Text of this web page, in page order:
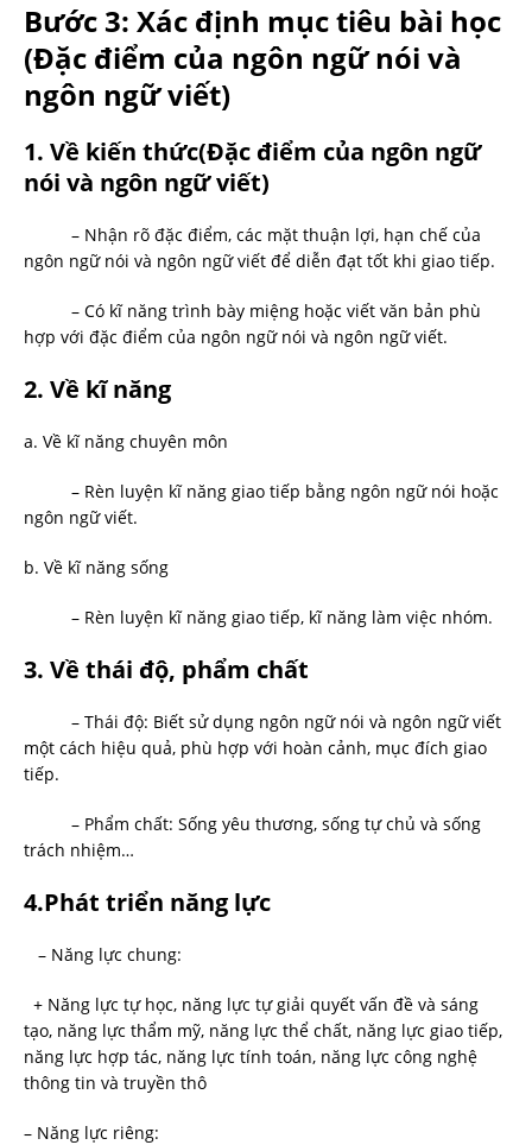
Bước 3: Xác định mục tiêu bài học
(Đặc điểm của ngôn ngữ nói và
ngôn ngữ viết)
1. Về kiến thức(Đặc điểm của ngôn ngữ
nói và ngôn ngữ viết)
– Nhận rõ đặc điểm, các mặt thuận lợi, hạn chế của
ngôn ngữ nói và ngôn ngữ viết để diễn đạt tốt khi giao tiếp.
– Có kĩ năng trình bày miệng hoặc viết văn bản phù
hợp với đặc điểm của ngôn ngữ nói và ngôn ngữ viết.
2. Về kĩ năng
a. Về kĩ năng chuyên môn
– Rèn luyện kĩ năng giao tiếp bằng ngôn ngữ nói hoặc
ngôn ngữ viết.
b. Về kĩ năng sống
– Rèn luyện kĩ năng giao tiếp, kĩ năng làm việc nhóm.
3. Về thái độ, phẩm chất
– Thái độ: Biết sử dụng ngôn ngữ nói và ngôn ngữ viết
một cách hiệu quả, phù hợp với hoàn cảnh, mục đích giao
tiếp.
– Phẩm chất: Sống yêu thương, sống tự chủ và sống
trách nhiệm…
4.Phát triển năng lực
– Năng lực chung:
+ Năng lực tự học, năng lực tự giải quyết vấn đề và sáng
tạo, năng lực thẩm mỹ, năng lực thể chất, năng lực giao tiếp,
năng lực hợp tác, năng lực tính toán, năng lực công nghệ
thông tin và truyền thô
– Năng lực riêng: